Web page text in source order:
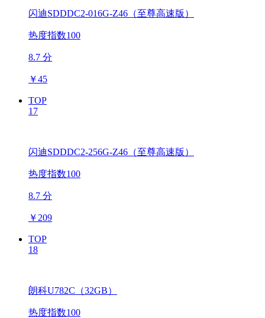
闪迪SDDDC2-016G-Z46（至尊高速版）
热度指数100
8.7 分
￥45
TOP
17
闪迪SDDDC2-256G-Z46（至尊高速版）
热度指数100
8.7 分
￥ 209
TOP
18
朗科U782C（32GB）
热度指数100